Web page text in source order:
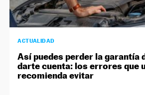
ACTUALIDAD
Así puedes perder la garantía
darte cuenta: los errores que
recomienda evitar